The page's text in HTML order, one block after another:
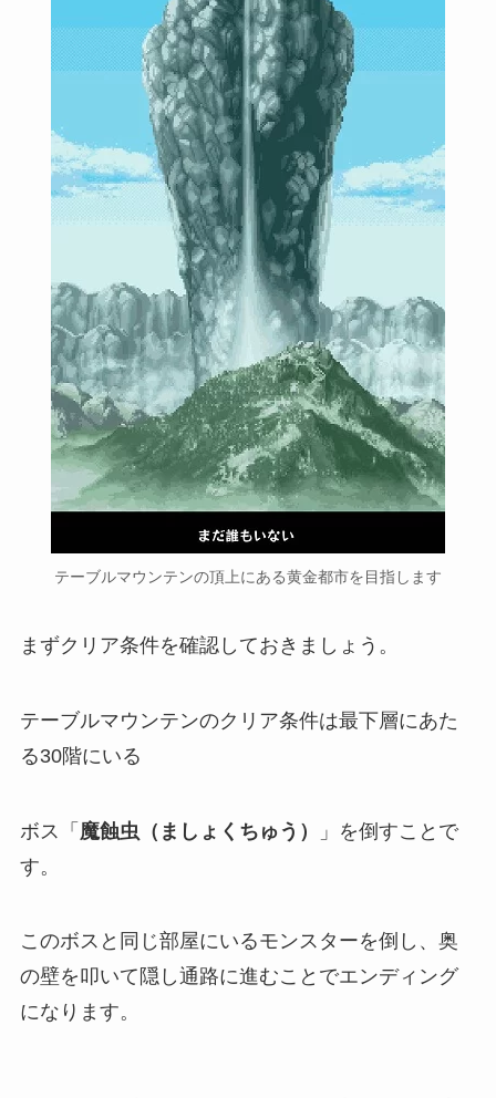
テーブルマウンテンの頂上にある黄金都市を目指します
まずクリア条件を確認しておきましょう。
テーブルマウンテンのクリア条件は最下層にあた
る30階にいる
ボス「 魔蝕虫（ましょくちゅう）
」を倒すことで
す。
このボスと同じ部屋にいるモンスターを倒し、奥
の壁を叩いて隠し通路に進むことでエンディング
になります。